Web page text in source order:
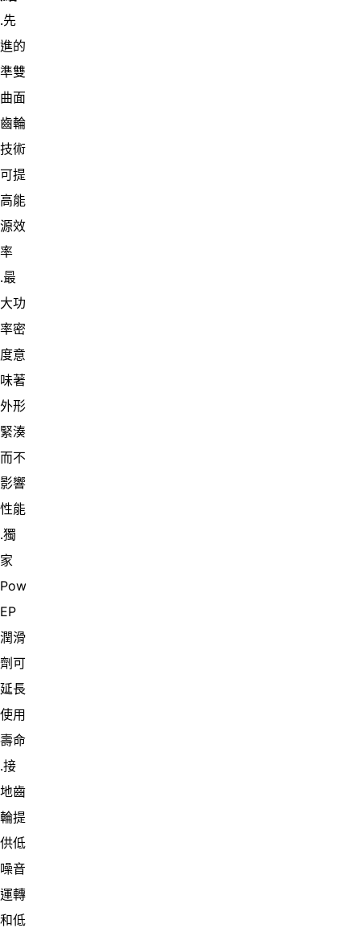
․先
進的
準雙
曲面
齒輪
技術
可提
高能
源效
率
․最
大功
率密
度意
味著
外形
緊湊
而不
影響
性能
․獨
家
Powerstar
EP
潤滑
劑可
延長
使用
壽命
․接
地齒
輪提
供低
噪音
運轉
和低